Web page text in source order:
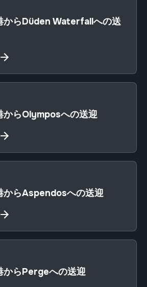
からDüden Waterfallへの送
からOlymposへの送迎
からAspendosへの送迎
からPergeへの送迎